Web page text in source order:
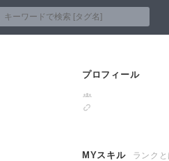
プロフィール
MYスキル ランクと